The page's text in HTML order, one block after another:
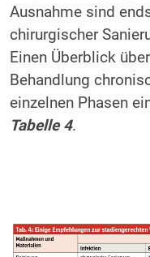
Ausnahme sind
chirurgischer
Einen Überblick
Behandlung
einzelnen Phasen
Tabelle 4.